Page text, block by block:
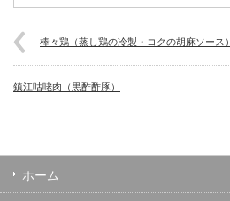
棒々鶏（蒸し鶏の冷製・コクの胡麻ソース）
鎮江咕咾肉（黒酢酢豚）
ホーム